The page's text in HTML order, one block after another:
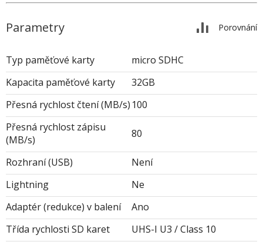
Parametry Porovnání
Typ paměťové karty
micro SDHC
Kapacita paměťové karty
32GB
Přesná rychlost čtení (MB/s) 100
Přesná rychlost zápisu
(MB/s)
80
Rozhraní (USB)
Není
Lightning
Ne
Adaptér (redukce) v balení
Ano
Třída rychlosti SD karet
UHS-I U3 / Class 10